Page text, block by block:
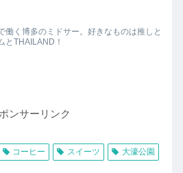
働く博多のミドサー。好きなものは推しと
とTHAILAND！
ンサーリンク
コーヒー スイーツ
大濠公園